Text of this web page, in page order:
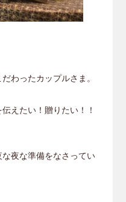
わったカップルさま。
えたい！贈りたい！！
夜な準備をなさってい